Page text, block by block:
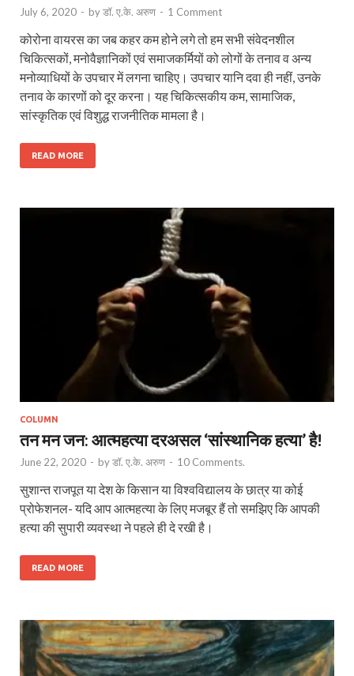
July 6, 2020 - byडॉ. ए.के. अरुण - 1 Comment
कोरोना वायरस का जब कहर कम होने लगे तो हम सभी संवेदनशील
चिकित्सकों, मनोवैज्ञानिकों एवं समाजकर्मियों को लोगों के तनाव व अन्य
मनोव्याधियों के उपचार में लगना चाहिए। उपचार यानि दवा ही नहीं, उनके
तनाव के कारणों को दूर करना। यह चिकित्सकीय कम, सामाजिक,
सांस्कृतिक एवं विशुद्ध राजनीतिक मामला है।
READ MORE
COLUMN
तन मन जन: आत्महत्या दरअसल ‘सांस्थानिक हत्या’ है!
June 22, 2020 - byडॉ. ए.के. अरुण - 10 Comments.
सुशान्त राजपूत या देश के किसान या विश्वविद्यालय के छात्र या कोई
प्रोफेशनल- यदि आप आत्महत्या के लिए मजबूर हैं तो समझिए कि आपकी
हत्या की सुपारी व्यवस्था ने पहले ही दे रखी है।
READ MORE